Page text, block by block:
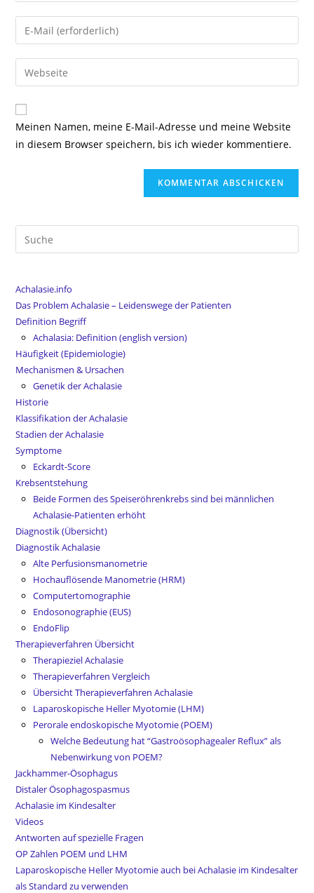
Namen
oder
zum
Kommentieren
ein
Gib
deine
E-
Mail-
zum
Kommentieren
ein
Gib
deine
Website-
URL
Meinen Namen, meine E-Mail-Adresse und meine Website
in diesem Browser speichern, bis ich wieder kommentiere.
Achalasie.info
Das Problem Achalasie – Leidenswege der Patienten
Definition Begriff
Achalasia: Definition (english version)
Häufigkeit (Epidemiologie)
Mechanismen & Ursachen
Genetik der Achalasie
Historie
Klassifikation der Achalasie
Stadien der Achalasie
Symptome
Eckardt-Score
Krebsentstehung
Beide Formen des Speiseröhrenkrebs sind bei männlichen
Achalasie-Patienten erhöht
Diagnostik (Übersicht)
Diagnostik Achalasie
Alte Perfusionsmanometrie
Hochauflösende Manometrie (HRM)
Computertomographie
Endosonographie (EUS)
EndoFlip
Therapieverfahren Übersicht
Therapieziel Achalasie
Therapieverfahren Vergleich
Übersicht Therapieverfahren Achalasie
Laparoskopische Heller Myotomie (LHM)
Perorale endoskopische Myotomie (POEM)
Welche Bedeutung hat “Gastroösophagealer Reflux” als
Nebenwirkung von POEM?
Jackhammer-Ösophagus
Distaler Ösophagospasmus
Achalasie im Kindesalter
Videos
Antworten auf spezielle Fragen
OP Zahlen POEM und LHM
Laparoskopische Heller Myotomie auch bei Achalasie im Kindesalter
als Standard zu verwenden